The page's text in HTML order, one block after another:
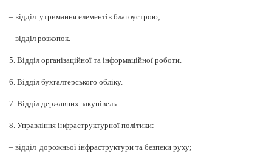
– відділ утримання елементів благоустрою;
– відділ розкопок.
5. Відділ організаційної та інформаційної роботи.
6. Відділ бухгалтерського обліку.
7. Відділ державних закупівель.
8. Управління інфраструктурної політики:
– відділ дорожньої інфраструктури та безпеки руху;